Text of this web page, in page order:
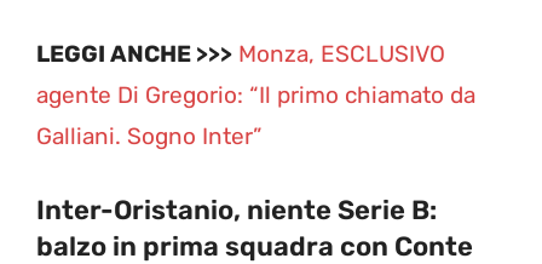
LEGGI ANCHE >>> Monza, ESCLUSIVO
agente Di Gregorio: “Il primo chiamato da
Galliani. Sogno Inter”
Inter-Oristanio, niente Serie B:
balzo in prima squadra con Conte